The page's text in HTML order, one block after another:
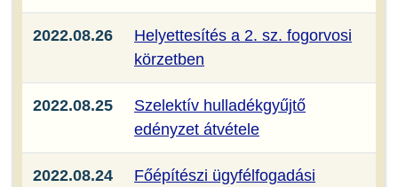
2022.08.26
Helyettesítés a 2. sz. fogorvosi
körzetben
2022.08.25
Szelektív hulladékgyűjtő
edényzet átvétele
2022.08.24
Főépítészi ügyfélfogadási